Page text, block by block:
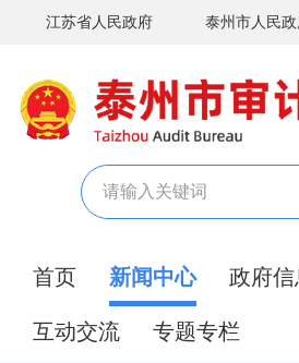
江苏省人民政府 泰州市人民
首页 新闻中心 政府
互动交流 专题专栏